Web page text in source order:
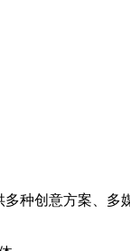
种创意方案、